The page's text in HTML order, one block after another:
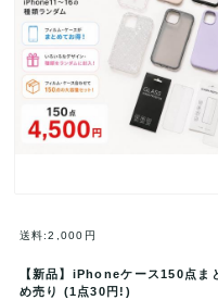
送料:2,000円
【新品】iPhoneケース150点ま
め売り (1点30円!)